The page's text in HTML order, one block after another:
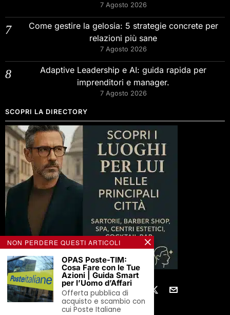
7 Agosto 2026
Come gestire la gelosia: 5 strategie concrete per
relazioni più sane
7 Agosto 2026
Adaptive Leadership e AI: guida rapida per
imprenditori e manager.
7 Agosto 2026
SCOPRI LA DIRECTORY
NON PERDERE QUESTI ARTICOLI
OPAS Poste-TIM:
Cosa Fare con le Tue
Azioni | Guida Smart
per l’Uomo d’Affari
Offerta pubblica di
acquisto e scambio con
cui Poste Italiane